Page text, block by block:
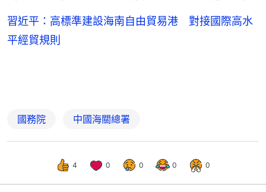
習近平：高標準建設海南自由貿易港 對接國際高水
平經貿規則
國務院 中國海關總署
4 0 0 0 0